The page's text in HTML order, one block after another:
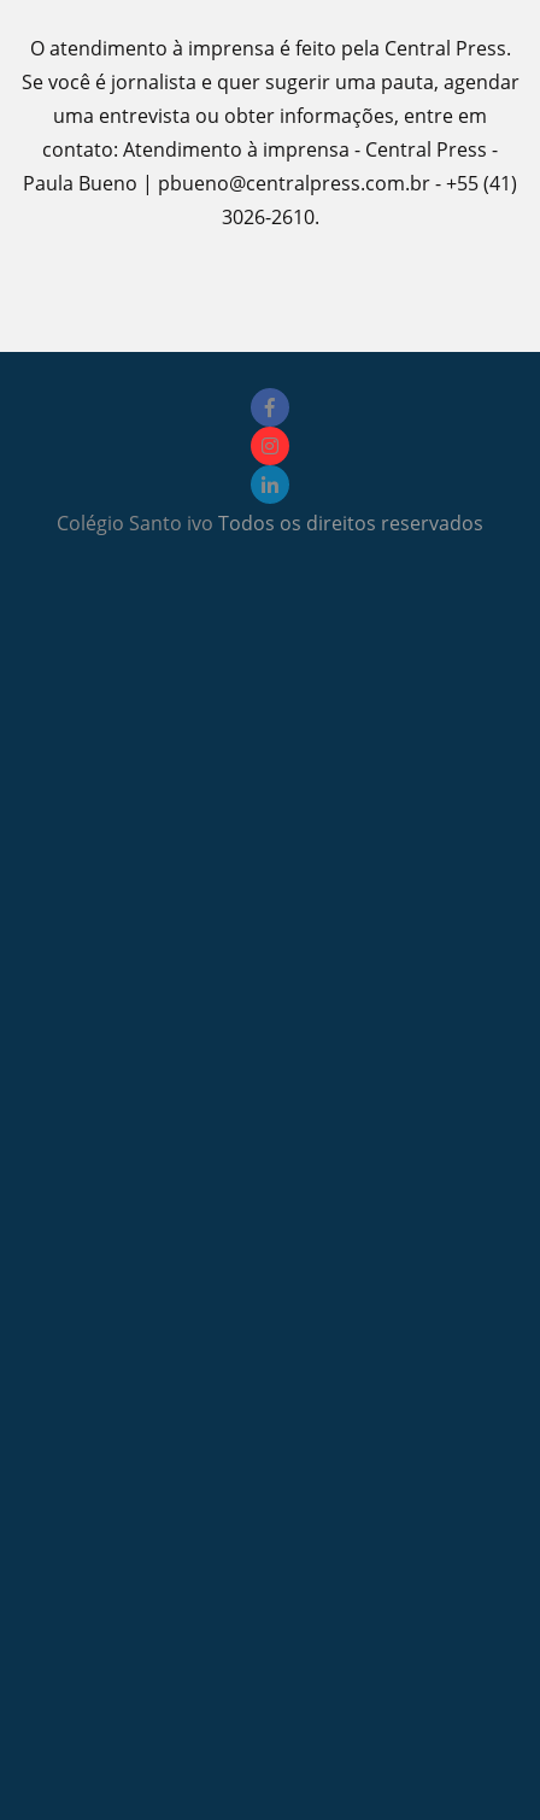
O atendimento à imprensa é feito pela Central Press.
Se você é jornalista e quer sugerir uma pauta, agendar
uma entrevista ou obter informações, entre em
contato: Atendimento à imprensa - Central Press -
Paula Bueno | pbueno@centralpress.com.br - +55 (41)
3026-2610.
Colégio Santo ivo Todos os direitos reservados